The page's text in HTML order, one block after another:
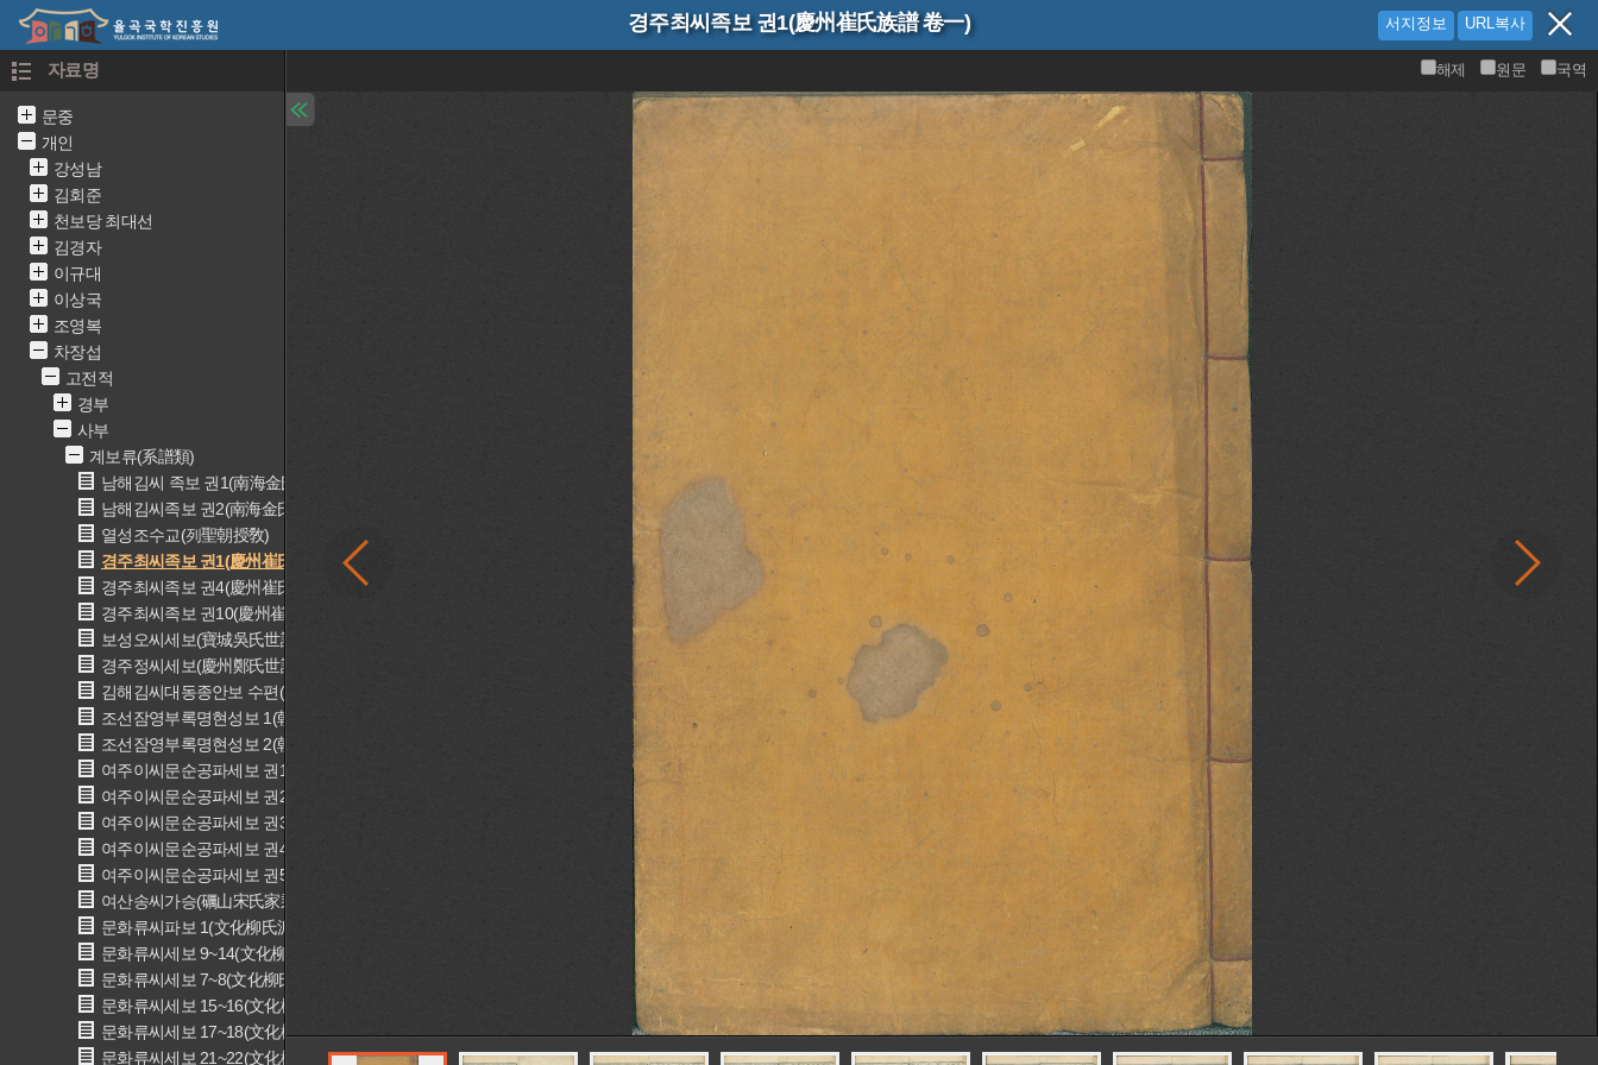
경주최씨족보 권1(慶州崔氏族譜 卷一) 서지정보 URL복사
자료명
문중
개인
강성남
김회준
천보당 최대선
김경자
이규대
이상국
조영복
차장섭
고전적
경부
사부
계보류(系譜類)
남해김씨 족보 권1(南海金氏族譜 卷一)
남해김씨족보 권2(南海金氏族譜 卷二)
열성조수교(列聖朝授敎)
경주최씨족보 권1(慶州崔氏族譜 卷一)
경주최씨족보 권4(慶州崔氏族譜 卷四)
경주최씨족보 권10(慶州崔氏族譜 卷十)
보성오씨세보(寶城吳氏世譜)
경주정씨세보(慶州鄭氏世譜)
김해김씨대동종안보 수편(金海金氏大同宗案譜 首編)
조선잠영부록명현성보 1(朝鮮簪纓附錄名賢姓譜 一)
조선잠영부록명현성보 2(朝鮮簪纓附錄名賢姓譜 二)
여주이씨문순공파세보 권1(驪州李氏文順公派世譜 卷一)
여주이씨문순공파세보 권2(驪州李氏文順公派世譜 卷二)
여주이씨문순공파세보 권3(驪州李氏文順公派世譜 卷三)
여주이씨문순공파세보 권4(驪州李氏文順公派世譜 卷四)
여주이씨문순공파세보 권5(驪州李氏文順公派世譜 卷五)
여산송씨가승(礪山宋氏家乘)
문화류씨파보 1(文化柳氏派譜 1)
문화류씨세보 9~14(文化柳氏世譜 9~14)
문화류씨세보 7~8(文化柳氏世譜 7~8)
문화류씨세보 15~16(文化柳氏世譜 15~16)
문화류씨세보 17~18(文化柳氏世譜 17~18)
문화류씨세보 21~22(文化柳氏世譜 21~22)
해제 원문 국역